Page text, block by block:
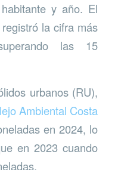
y año. El
la cifra más
las 15
urbanos (RU),
Ambiental Costa
en 2024, lo
en 2023 cuando